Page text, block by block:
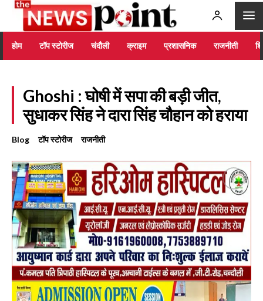
होम टॉप स्टोरीज चंदौली क्राइम प्रशासनिक राजनीती
Ghoshi : घोषी में सपा की बड़ी जीत,
सुधाकर सिंह ने दारा सिंह चौहान को हराया
Blog टॉप स्टोरीज राजनीती